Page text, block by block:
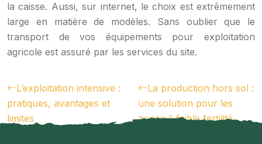
la caisse. Aussi, sur internet, le choix est extrêmement
large en matière de modèles. Sans oublier que le
transport de vos équipements pour exploitation
agricole est assuré par les services du site.
L’exploitation intensive :
pratiques, avantages et
limites
La production hors sol :
une solution pour les
zones à faible fertilité